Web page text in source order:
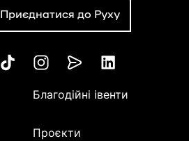
Приєднатися до Руху
Благодійні івенти
Проєкти